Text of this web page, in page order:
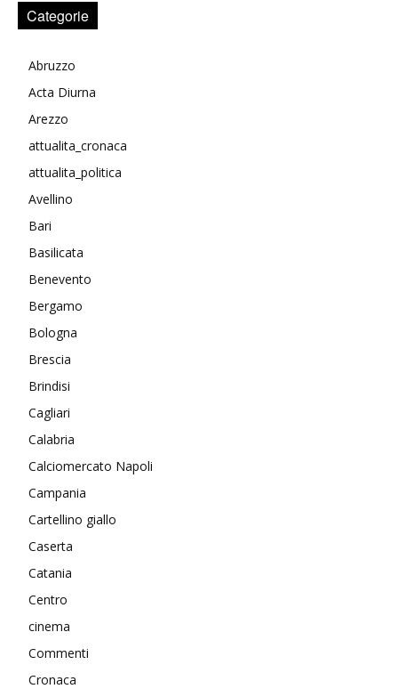
Categorie
Abruzzo
Acta Diurna
Arezzo
attualita_cronaca
attualita_politica
Avellino
Bari
Basilicata
Benevento
Bergamo
Bologna
Brescia
Brindisi
Cagliari
Calabria
Calciomercato Napoli
Campania
Cartellino giallo
Caserta
Catania
Centro
cinema
Commenti
Cronaca